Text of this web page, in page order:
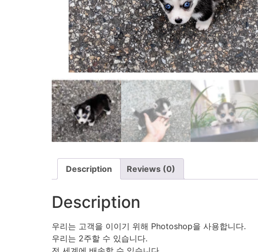
Description Reviews (0)
Description
우리는 고객을 이이기 위해 Photoshop을 사용합니다.
우리는 2주할 수 있습니다.